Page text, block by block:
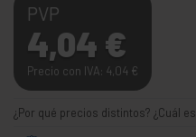
PVP
4,04 €
Precio con IVA: 4,04 €
¿Por qué precios distintos? ¿Cuál